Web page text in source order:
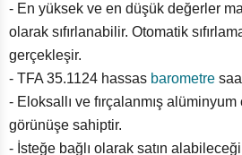
- En yüksek ve en düşük değerler
olarak sıfırlanabilir. Otomatik
gerçekleşir.
- TFA 35.1124 hassas barometre
- Eloksallı ve fırçalanmış
görünüşe sahiptir.
- İsteğe bağlı olarak satın